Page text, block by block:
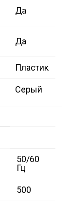
Да
Да
Пластик
Серый
50/60
Гц
500